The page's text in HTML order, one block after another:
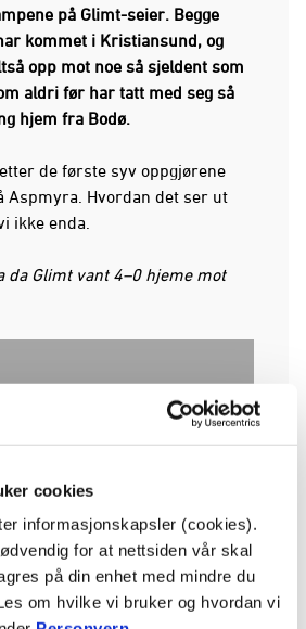
cookies
informasjonskapsler (cookies).
for at nettsiden vår skal
på din enhet med mindre du
om hvilke vi bruker og hvordan vi
på Glimt-seier. Begge
kommet i Kristiansund, og
opp mot noe så sjeldent som
aldri før har tatt med seg så
hjem fra Bodø.
de første syv oppgjørene
Aspmyra. Hvordan det ser ut
ikke enda.
da Glimt vant 4–0 hjeme mot
for å se video
lag som har hatt alle resultater
som gjester Champions